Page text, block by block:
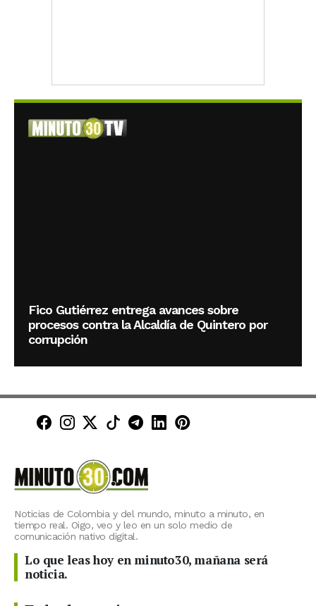
Fico Gutiérrez entrega avances sobre
procesos contra la Alcaldía de Quintero por
corrupción
Minuto30 en Facebook
Minuto30 en Instagram
Minuto30 en X (Twitter)
Minuto30 en TikTok
Canal de Minuto30 en
Minuto30 en LinkedIn
Minuto30 en
Noticias de Colombia y del mundo, minuto a minuto, en
tiempo real. Oigo, veo y leo en un solo medio de
comunicación nativo digital.
Lo que leas hoy en minuto30, mañana será
noticia.